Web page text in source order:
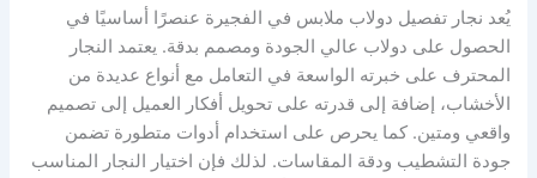
يُعد نجار تفصيل دولاب ملابس في الفجيرة عنصرًا أساسيًا في
الحصول على دولاب عالي الجودة ومصمم بدقة. يعتمد النجار
المحترف على خبرته الواسعة في التعامل مع أنواع عديدة من
الأخشاب، إضافة إلى قدرته على تحويل أفكار العميل إلى تصميم
واقعي ومتين. كما يحرص على استخدام أدوات متطورة تضمن
جودة التشطيب ودقة المقاسات. لذلك فإن اختيار النجار المناسب